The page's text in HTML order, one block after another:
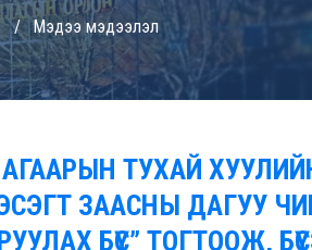
Мэдээ мэдээлэл
ТУХАЙ
ЗААСНЫ ДАГУУ
БҮС” ТОГТООЖ,